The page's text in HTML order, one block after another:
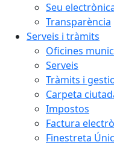
Seu
Transparència
Serveis i tràmits
Oficines
Serveis
Tràmits i
Carpeta
Impostos
Factura
Finestreta